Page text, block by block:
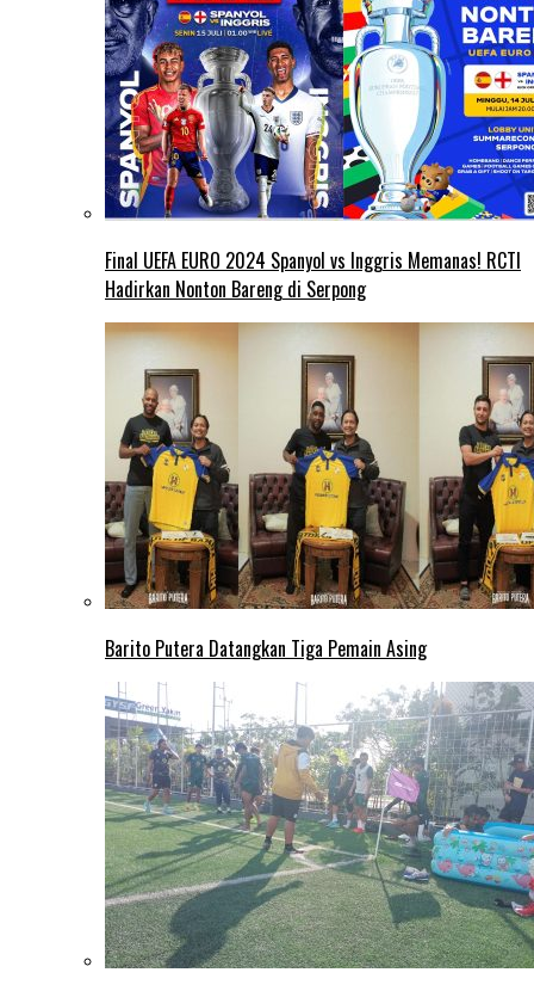
Final UEFA EURO 2024 Spanyol vs Inggris Memanas! RCTI
Hadirkan Nonton Bareng di Serpong
Barito Putera Datangkan Tiga Pemain Asing